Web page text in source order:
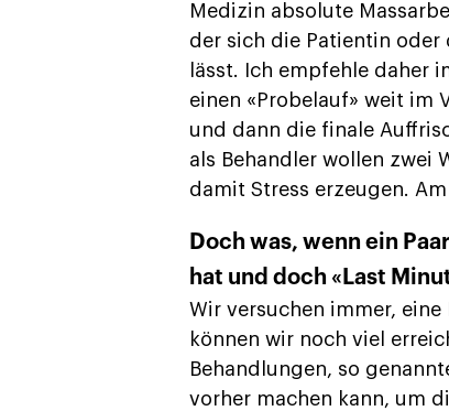
Medizin absolute
der sich die Patientin
lässt. Ich empfehle daher
einen «Probelauf» weit im
und dann die finale
als Behandler wollen zwei
damit Stress erzeugen.
Doch was, wenn ein
hat und doch «Last
Wir versuchen immer,
können wir noch viel
Behandlungen, so
vorher machen kann, um